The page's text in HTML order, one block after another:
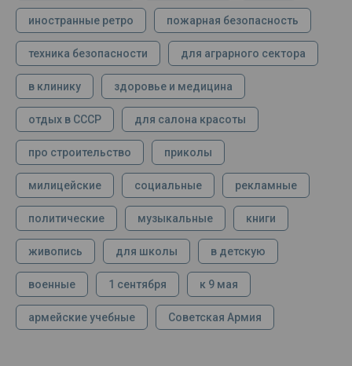
иностранные ретро пожарная безопасность
техника безопасности для аграрного сектора
в клинику здоровье и медицина
отдых в СССР для салона красоты
про строительство приколы
милицейские социальные рекламные
политические музыкальные книги
живопись для школы в детскую
военные 1 сентября к 9 мая
армейские учебные Советская Армия